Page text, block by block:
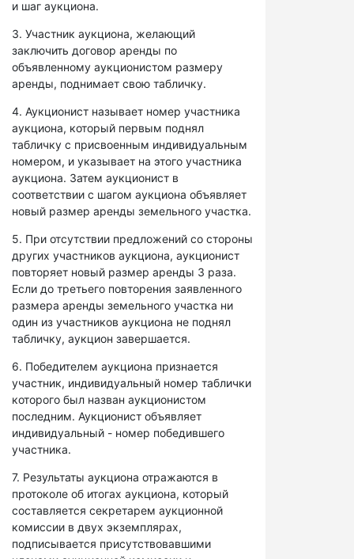
и шаг аукциона.
3. Участник аукциона, желающий
заключить договор аренды по
объявленному аукционистом размеру
аренды, поднимает свою табличку.
4. Аукционист называет номер участника
аукциона, который первым поднял
табличку с присвоенным индивидуальным
номером, и указывает на этого участника
аукциона. Затем аукционист в
соответствии с шагом аукциона объявляет
новый размер аренды земельного участка.
5. При отсутствии предложений со стороны
других участников аукциона, аукционист
повторяет новый размер аренды 3 раза.
Если до третьего повторения заявленного
размера аренды земельного участка ни
один из участников аукциона не поднял
табличку, аукцион завершается.
6. Победителем аукциона признается
участник, индивидуальный номер таблички
которого был назван аукционистом
последним. Аукционист объявляет
индивидуальный - номер победившего
участника.
7. Результаты аукциона отражаются в
протоколе об итогах аукциона, который
составляется секретарем аукционной
комиссии в двух экземплярах,
подписывается присутствовавшими